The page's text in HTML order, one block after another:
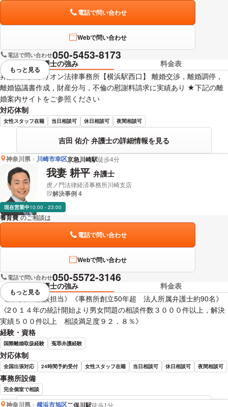
電話で問い合わせ
Webで問い合わせ
電話で問い合わせ050-5453-8173
弁護士の強み
料金表
弁護士法人オリオン法律事務所【横浜駅西口】 離婚交渉，離婚調停，
離婚協議書作成，財産分与，不倫の慰謝料請求に実績あり ★下記の離
婚案内サイトをご参照ください
対応体制
女性スタッフ在籍 当日相談可 休日相談可 夜間相談可
吉田 佑介 弁護士の詳細情報を見る
視覚的に省略されている要素を
もっと見る
神奈川県 川崎市幸区京急川崎駅徒歩4分
我妻 耕平 弁護士
虎ノ門法律経済事務所川崎支店
解決事例 4
現在営業中10:00 - 23:00
養育費 のご相談は
電話で問い合わせ
Webで問い合わせ
電話で問い合わせ050-5572-3146
弁護士の強み
料金表
《川崎市民相談担当》《事務所創立50年超 法人所属弁護士約90名》
《2０１４年の統計開始より男女問題の相談件数３０００件以上，解決
実績５００件以上 相談満足度９２．８％》
経験・資格
国際離婚取扱経験 冤罪弁護経験
対応体制
全国出張対応 24時間予約受付 女性スタッフ在籍 当日相談可 休日相談可 夜間相談可
事務所設備
完全個室で相談
視覚的に省略されている要素を
もっと見る
神奈川県 横浜市旭区二俣川駅徒歩1分